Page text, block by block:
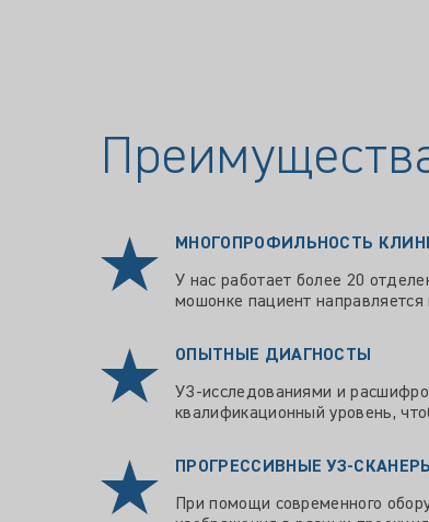
МНОГОПРОФИЛЬНОСТЬ
У нас работает более 20
мошонке пациент направляется
ОПЫТНЫЕ ДИАГНОСТЫ
УЗ-исследованиями и
квалификационный уровень,
ПРОГРЕССИВНЫЕ УЗ-СКАНЕРЫ
При помощи современного